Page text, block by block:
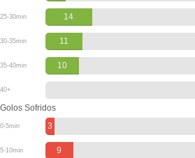
25-30min 14
30-35min 11
35-40min 10
40+
Golos Sofridos
0-5min 3
5-10min 9